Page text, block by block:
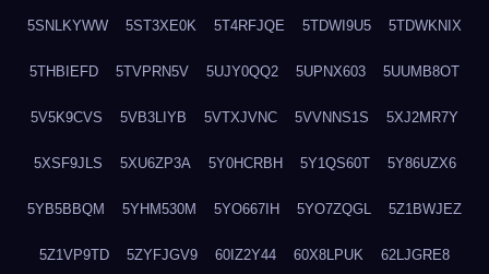
5SNLKYWW 5ST3XE0K 5T4RFJQE 5TDWI9U5 5TDWKNIX
5THBIEFD 5TVPRN5V 5UJY0QQ2 5UPNX603 5UUMB8OT
5V5K9CVS 5VB3LIYB 5VTXJVNC 5VVNNS1S 5XJ2MR7Y
5XSF9JLS 5XU6ZP3A 5Y0HCRBH 5Y1QS60T 5Y86UZX6
5YB5BBQM 5YHM530M 5YO667IH 5YO7ZQGL 5Z1BWJEZ
5Z1VP9TD 5ZYFJGV9 60IZ2Y44 60X8LPUK 62LJGRE8